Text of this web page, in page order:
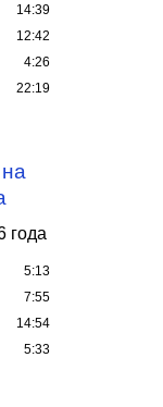
14:39
12:42
4:26
22:19
года
5:13
7:55
14:54
5:33